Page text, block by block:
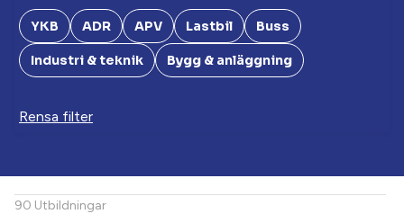
YKB ADR APV Lastbil Buss
Industri & teknik Bygg & anläggning
Rensa filter
90 Utbildningar